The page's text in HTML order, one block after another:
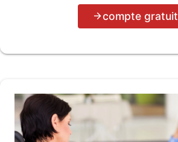
compte gratuit